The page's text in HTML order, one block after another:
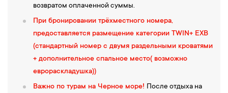
возвратом оплаченной суммы.
При бронировании трёхместного номера,
предоставляется размещение категории TWIN+ EXB
(стандартный номер с двумя раздельными кроватями
+ дополнительное спальное место( возможно
еврораскладушка))
Важно по турам на Черное море! После отдыха на